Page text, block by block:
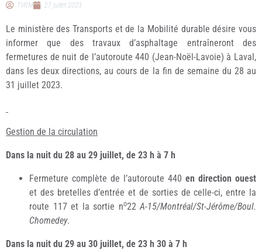
TVRM 27 juillet 2023
Le ministère des Transports et de la Mobilité durable désire vous
informer que des travaux d’asphaltage entraîneront des
fermetures de nuit de l’autoroute 440 (Jean-Noël-Lavoie) à Laval,
dans les deux directions, au cours de la fin de semaine du 28 au
31 juillet 2023.
Gestion de la circulation
Dans la nuit du 28 au 29 juillet, de 23 h à 7 h
Fermeture complète de l’autoroute 440 en direction ouest
et des bretelles d’entrée et de sorties de celle-ci, entre la
route 117 et la sortie no22A-15/Montréal/St-Jérôme/Boul.
Chomedey.
Dans la nuit du 29 au 30 juillet, de 23 h 30 à 7 h